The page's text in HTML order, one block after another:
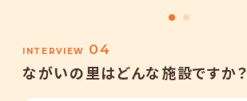
INTERVIEW 04
ながいの里はどんな施設ですか？